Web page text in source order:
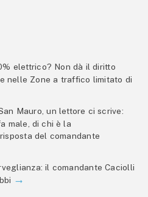
elettrico? Non dà il diritto
nelle Zone a traffico limitato di
Mauro, un lettore ci scrive:
male, di chi è la
del comandante
il comandante Caciolli